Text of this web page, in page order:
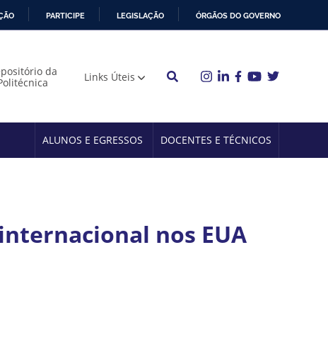
PARTICIPE LEGISLAÇÃO ÓRGÃOS DO GOVERNO
da
Links Úteis
ALUNOS E EGRESSOS DOCENTES E TÉCNICOS
nos EUA